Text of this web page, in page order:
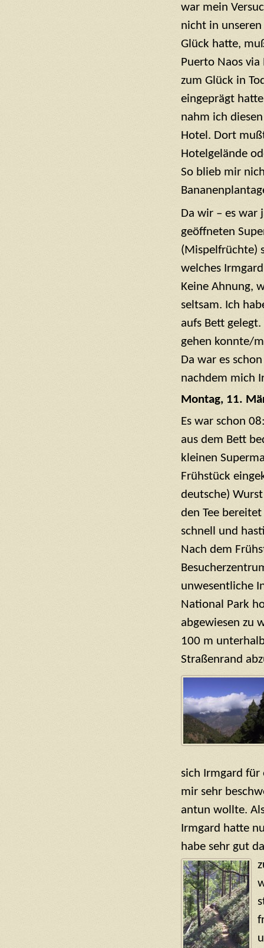
war mein
nicht in unseren
Glück hatte,
Puerto Naos via
zum Glück in
eingeprägt
nahm ich
Hotel. Dort
Hotelgelände
So blieb mir
Da wir – es war
geöffneten
(Mispelfrüchte)
welches
Keine Ahnung,
seltsam. Ich
aufs Bett
gehen konnte/
Da war es
nachdem mich
Montag, 11.
Es war schon
aus dem Bett
kleinen
Frühstück
deutsche)
den Tee
schnell und
Nach dem
unwesentliche
National Park
abgewiesen zu
100 m
Straßenrand
sich Irmgard für
mir sehr
antun wollte.
Irmgard hatte
habe sehr gut